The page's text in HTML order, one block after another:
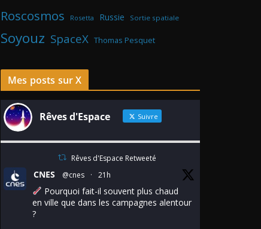
Roscosmos Rosetta Russie Sortie spatiale
Soyouz SpaceX Thomas Pesquet
Mes posts sur X
Rêves d'Espace Suivre
Rêves d'Espace Retweeté
CNES @cnes · 21h
Pourquoi fait-il souvent plus chaud
en ville que dans les campagnes alentour
?